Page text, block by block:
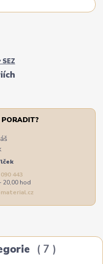
PORADIT?
443
20,00 hod
7